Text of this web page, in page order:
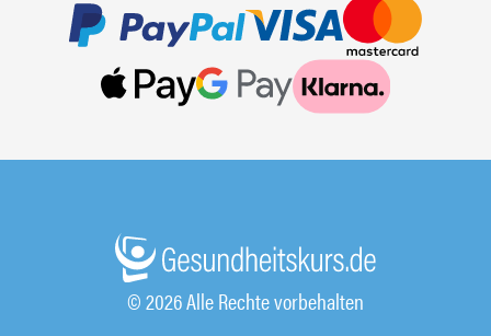
© 2026 Alle Rechte vorbehalten